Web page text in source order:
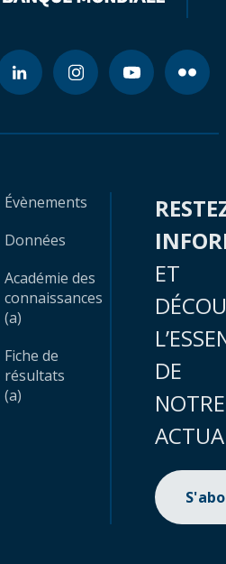
Évènements
Données
Académie des
connaissances
(a)
Fiche de
résultats
(a)
ET
DE
NOTRE